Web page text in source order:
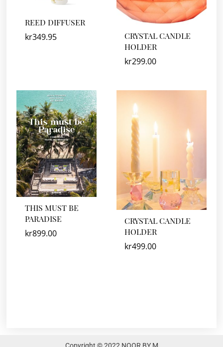
REED DIFFUSER
kr349.95
CRYSTAL CANDLE
HOLDER
kr299.00
THIS MUST BE
PARADISE
kr899.00
CRYSTAL CANDLE
HOLDER
kr499.00